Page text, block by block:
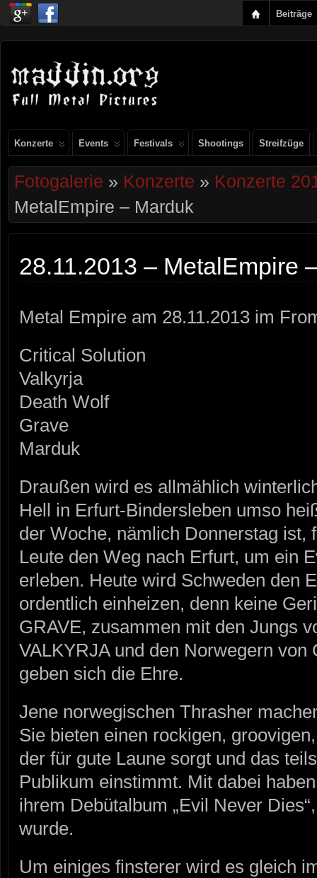
Beiträge
Konzerte Events Festivals Shootings Streifzüge
Fotogalerie » Konzerte » Konzerte
MetalEmpire – Marduk
28.11.2013 – MetalEmpire
Metal Empire am 28.11.2013 im
Critical Solution
Valkyrja
Death Wolf
Grave
Marduk
Draußen wird es allmählich
Hell in Erfurt-Bindersleben umso
der Woche, nämlich Donnerstag ist,
Leute den Weg nach Erfurt, um ein
erleben. Heute wird Schweden den
ordentlich einheizen, denn keine
GRAVE, zusammen mit den Jungs
VALKYRJA und den Norwegern von
geben sich die Ehre.
Jene norwegischen Thrasher
Sie bieten einen rockigen,
der für gute Laune sorgt und das
Publikum einstimmt. Mit dabei
ihrem Debütalbum „Evil Never
wurde.
Um einiges finsterer wird es gleich